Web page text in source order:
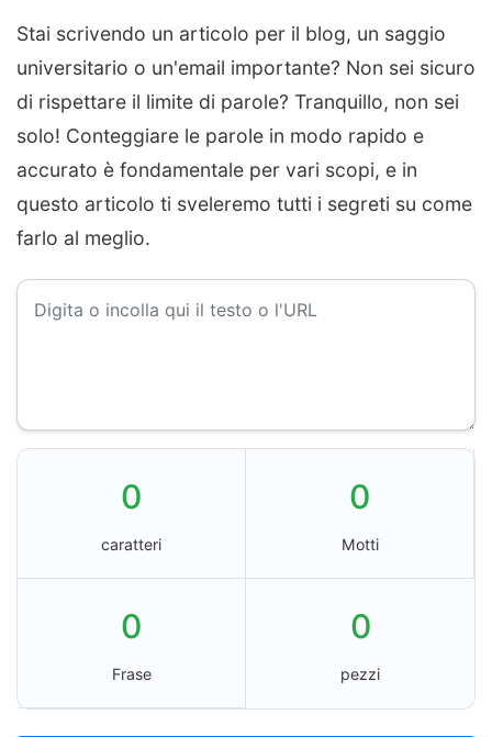
Stai scrivendo un articolo per il blog, un saggio
universitario o un'email importante? Non sei sicuro
di rispettare il limite di parole? Tranquillo, non sei
solo! Conteggiare le parole in modo rapido e
accurato è fondamentale per vari scopi, e in
questo articolo ti sveleremo tutti i segreti su come
farlo al meglio.
0
caratteri
0
Motti
0
Frase
0
pezzi